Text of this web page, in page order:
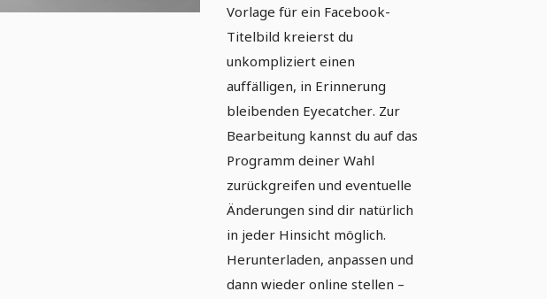
Vorlage für ein Facebook-
Titelbild kreierst du
unkompliziert einen
auffälligen, in Erinnerung
bleibenden Eyecatcher. Zur
Bearbeitung kannst du auf das
Programm deiner Wahl
zurückgreifen und eventuelle
Änderungen sind dir natürlich
in jeder Hinsicht möglich.
Herunterladen, anpassen und
dann wieder online stellen –